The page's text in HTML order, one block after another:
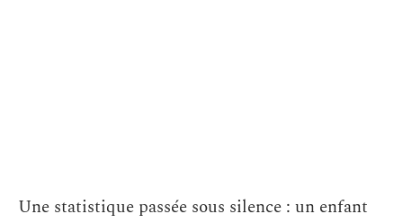
Une statistique passée sous silence : un enfant